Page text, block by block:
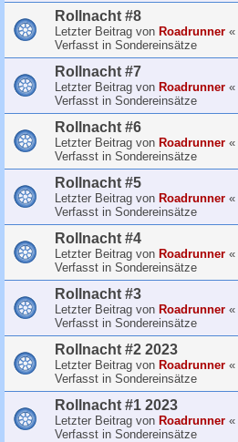
Rollnacht #8
Letzter Beitrag von Roadrunner «
Verfasst in Sondereinsätze
Rollnacht #7
Letzter Beitrag von Roadrunner «
Verfasst in Sondereinsätze
Rollnacht #6
Letzter Beitrag von Roadrunner «
Verfasst in Sondereinsätze
Rollnacht #5
Letzter Beitrag von Roadrunner «
Verfasst in Sondereinsätze
Rollnacht #4
Letzter Beitrag von Roadrunner «
Verfasst in Sondereinsätze
Rollnacht #3
Letzter Beitrag von Roadrunner «
Verfasst in Sondereinsätze
Rollnacht #2 2023
Letzter Beitrag von Roadrunner «
Verfasst in Sondereinsätze
Rollnacht #1 2023
Letzter Beitrag von Roadrunner «
Verfasst in Sondereinsätze